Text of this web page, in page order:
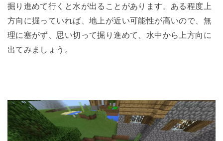
掘り進めて行くと水が出ることがあります。ある程度上
方向に掘っていれば、地上が近い可能性が高いので、無
理に塞がず、思い切って掘り進めて、水中から上方向に
出てみましょう。